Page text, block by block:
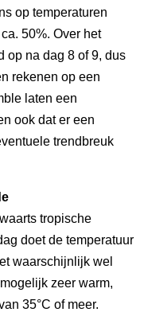
op temperaturen
50%. Over het
op na dag 8 of 9, dus
rekenen op een
laten een
ook dat er een
trendbreuk
tropische
doet de temperatuur
waarschijnlijk wel
zeer warm,
35°C of meer.